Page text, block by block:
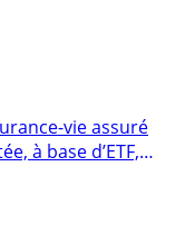
vie assuré
à base d’ETF,